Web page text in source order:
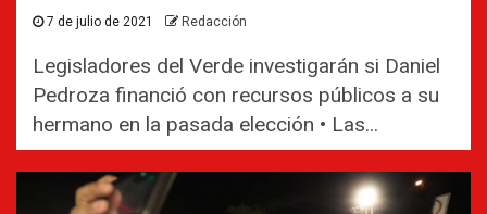
7 de julio de 2021 Redacción
Legisladores del Verde investigarán si Daniel
Pedroza financió con recursos públicos a su
hermano en la pasada elección • Las...